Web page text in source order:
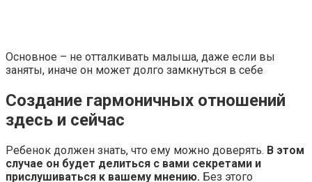
Основное – не отталкивать малыша, даже если вы
заняты, иначе он может долго замкнуться в себе
Создание гармоничных отношений
здесь и сейчас
Ребенок должен знать, что ему можно доверять. В этом
случае он будет делиться с вами секретами и
прислушиваться к вашему мнению. Без этого